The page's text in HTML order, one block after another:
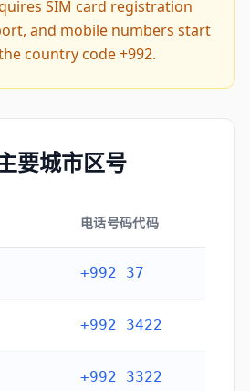
SIM card registration
and mobile numbers start
country code +992.
要城市区号
电话号码代码
+992 37
+992 3422
+992 3322